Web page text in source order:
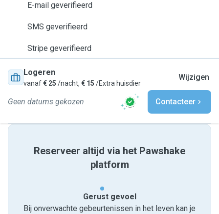
E-mail geverifieerd
SMS geverifieerd
Stripe geverifieerd
Logeren
vanaf€ 25 /nacht, € 15 /Extra huisdier
Wijzigen
Geen datums gekozen Contacteer
Reserveer altijd via het Pawshake
platform
Gerust gevoel
Bij onverwachte gebeurtenissen in het leven kan je